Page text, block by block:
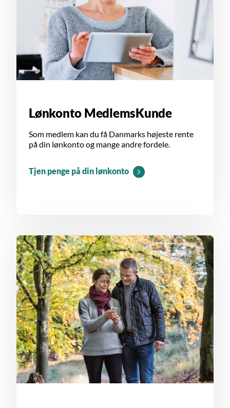
Lønkonto MedlemsKunde
Som medlem kan du få Danmarks højeste rente
på din lønkonto og mange andre fordele.
Tjen penge på din lønkonto